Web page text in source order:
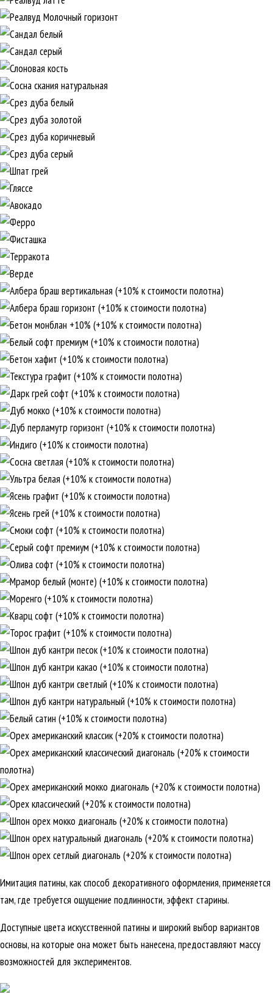
Имитация патины, как способ декоративного оформления, применяется
там, где требуется ощущение подлинности, эффект старины.
Доступные цвета искусственной патины и широкий выбор вариантов
основы, на которые она может быть нанесена, предоставляют массу
возможностей для экспериментов.